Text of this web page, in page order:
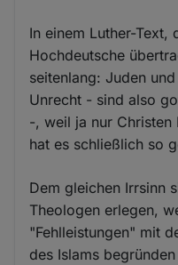
In einem Luther-Text,
Hochdeutsche
seitenlang: Juden
Unrecht - sind also
-, weil ja nur Christen
hat es schließlich so
Dem gleichen Irrsinn
Theologen erlegen,
"Fehlleistungen" mit
des Islams